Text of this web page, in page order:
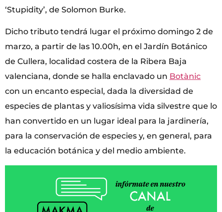
‘Stupidity’, de Solomon Burke.
Dicho tributo tendrá lugar el próximo domingo 2 de
marzo, a partir de las 10.00h, en el Jardín Botánico
de Cullera, localidad costera de la Ribera Baja
valenciana, donde se halla enclavado un Botànic
con un encanto especial, dada la diversidad de
especies de plantas y valiosísima vida silvestre que lo
han convertido en un lugar ideal para la jardinería,
para la conservación de especies y, en general, para
la educación botánica y del medio ambiente.